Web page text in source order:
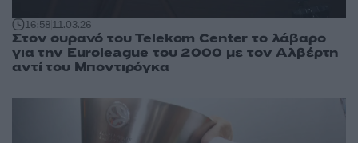
16:5811.03.26
Στον ουρανό του Telekom Center το λάβαρο
για την Euroleague του 2000 με τον Αλβέρτη
αντί του Μποντιρόγκα